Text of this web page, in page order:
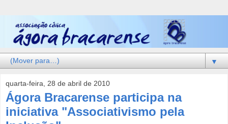
▼
quarta-feira, 28 de abril de 2010
Ágora Bracarense participa na
iniciativa "Associativismo pela